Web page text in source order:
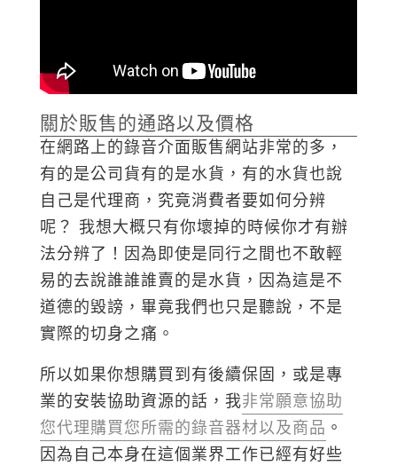
關於販售的通路以及價格
在網路上的錄音介面販售網站非常的多，
有的是公司貨有的是水貨，有的水貨也說
自己是代理商，究竟消費者要如何分辨
呢？ 我想大概只有你壞掉的時候你才有辦
法分辨了！因為即使是同行之間也不敢輕
易的去說誰誰誰賣的是水貨，因為這是不
道德的毀謗，畢竟我們也只是聽說，不是
實際的切身之痛。
所以如果你想購買到有後續保固，或是專
業的安裝協助資源的話，我非常願意協助
您代理購買您所需的錄音器材以及商品 。
因為自己本身在這個業界工作已經有好些